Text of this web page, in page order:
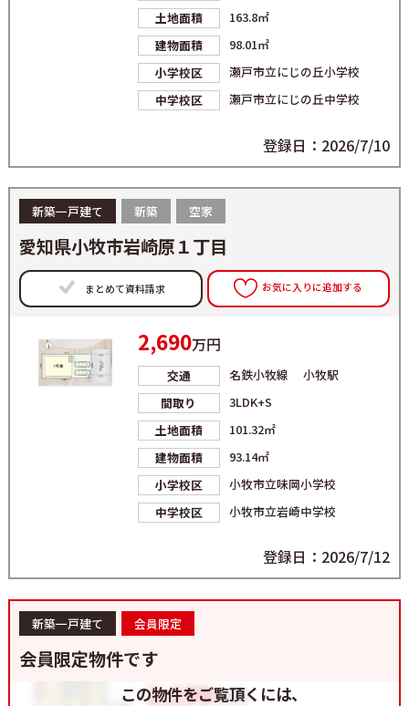
土地面積
163.8㎡
建物面積
98.01㎡
小学校区
瀬戸市立にじの丘小学校
中学校区
瀬戸市立にじの丘中学校
登録日：2026/7/10
新築一戸建て 新築 空家
愛知県小牧市岩崎原１丁目
まとめて資料請求 お気に入りに追加する
2,690万円
交通
名鉄小牧線 小牧駅
間取り
3LDK+S
土地面積
101.32㎡
建物面積
93.14㎡
小学校区
小牧市立味岡小学校
中学校区
小牧市立岩崎中学校
登録日：2026/7/12
新築一戸建て 会員限定
会員限定物件です
この物件をご覧頂くには、